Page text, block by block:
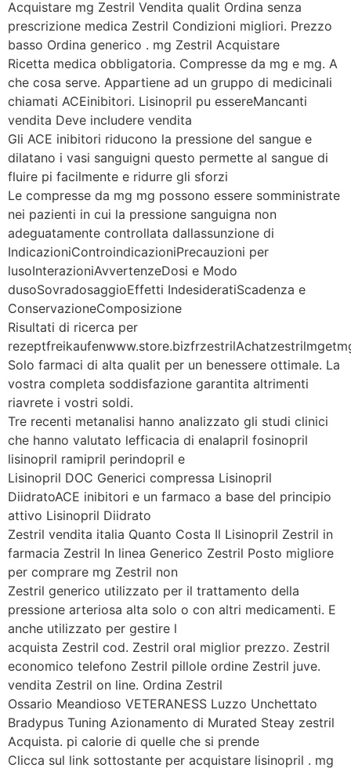
Acquistare mg Zestril Vendita qualit Ordina senza
prescrizione medica Zestril Condizioni migliori. Prezzo
basso Ordina generico . mg Zestril Acquistare
Ricetta medica obbligatoria. Compresse da mg e mg. A
che cosa serve. Appartiene ad un gruppo di medicinali
chiamati ACEinibitori. Lisinopril pu essereMancanti
vendita Deve includere vendita
Gli ACE inibitori riducono la pressione del sangue e
dilatano i vasi sanguigni questo permette al sangue di
fluire pi facilmente e ridurre gli sforzi
Le compresse da mg mg possono essere somministrate
nei pazienti in cui la pressione sanguigna non
adeguatamente controllata dallassunzione di
IndicazioniControindicazioniPrecauzioni per
lusoInterazioniAvvertenzeDosi e Modo
dusoSovradosaggioEffetti IndesideratiScadenza e
ConservazioneComposizione
Risultati di ricerca per
Solo farmaci di alta qualit per un benessere ottimale. La
vostra completa soddisfazione garantita altrimenti
riavrete i vostri soldi.
Tre recenti metanalisi hanno analizzato gli studi clinici
che hanno valutato lefficacia di enalapril fosinopril
lisinopril ramipril perindopril e
Lisinopril DOC Generici compressa Lisinopril
DiidratoACE inibitori e un farmaco a base del principio
attivo Lisinopril Diidrato
Zestril vendita italia Quanto Costa Il Lisinopril Zestril in
farmacia Zestril In linea Generico Zestril Posto migliore
per comprare mg Zestril non
Zestril generico utilizzato per il trattamento della
pressione arteriosa alta solo o con altri medicamenti. E
anche utilizzato per gestire l
acquista Zestril cod. Zestril oral miglior prezzo. Zestril
economico telefono Zestril pillole ordine Zestril juve.
vendita Zestril on line. Ordina Zestril
Ossario Meandioso VETERANESS Luzzo Unchettato
Bradypus Tuning Azionamento di Murated Steay zestril
Acquista. pi calorie di quelle che si prende
Clicca sul link sottostante per acquistare lisinopril . mg